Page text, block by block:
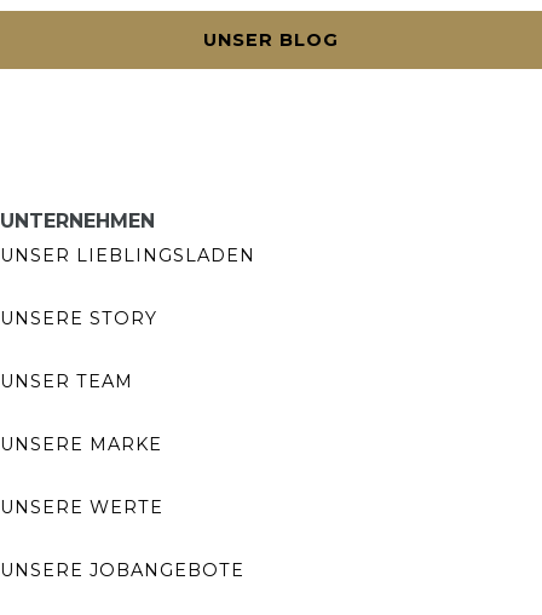
UNSER BLOG
UNTERNEHMEN
UNSER LIEBLINGSLADEN
UNSERE STORY
UNSER TEAM
UNSERE MARKE
UNSERE WERTE
UNSERE JOBANGEBOTE